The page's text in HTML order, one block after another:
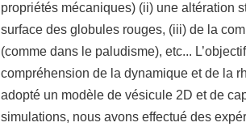
propriétés mécaniques) (ii) une altération
surface des globules rouges, (iii) de la
(comme dans le paludisme), etc...
compréhension de la dynamique et de la
adopté un modèle de vésicule 2D et de
simulations, nous avons effectué des